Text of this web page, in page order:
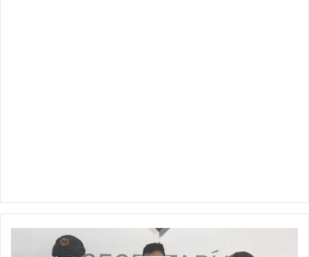
sorprenden